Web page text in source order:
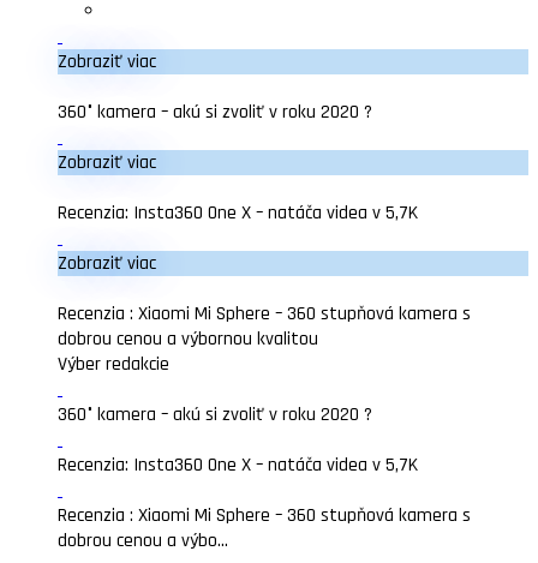
Zobraziť viac
360° kamera – akú si zvoliť v roku 2020 ?
Zobraziť viac
Recenzia: Insta360 One X – natáča videa v 5,7K
Zobraziť viac
Recenzia : Xiaomi Mi Sphere – 360 stupňová kamera s
dobrou cenou a výbornou kvalitou
Výber redakcie
360° kamera – akú si zvoliť v roku 2020 ?
Recenzia: Insta360 One X – natáča videa v 5,7K
Recenzia : Xiaomi Mi Sphere – 360 stupňová kamera s
dobrou cenou a výbo...